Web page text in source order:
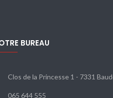
BUREAU
Clos de la Princesse 1 - 7331
065 644 555